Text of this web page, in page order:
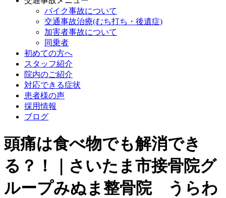
バイク事故について
交通事故治療(むち打ち・後遺症)
加害者事故について
同乗者
初めての方へ
スタッフ紹介
院内のご紹介
対応できる症状
患者様の声
採用情報
ブログ
頭痛は食べ物でも解消でき
る？！｜さいたま市接骨院グ
ループみぬま整骨院 うらわ